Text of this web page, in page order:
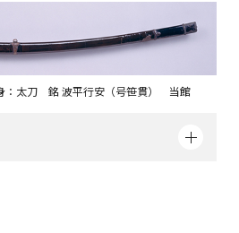
太刀 銘 波平行安（号笹貫） 当館